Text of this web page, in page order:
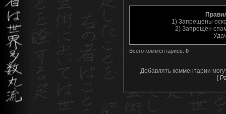
1) Запрещены
2) Запрещён
Всего комментариев: 0
Добавлять комментарии
[